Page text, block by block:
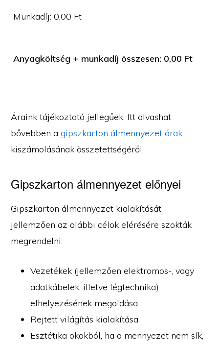
Munkadíj:0,00 Ft
Anyagköltség + munkadíj összesen: 0,00 Ft
Áraink tájékoztató jellegűek. Itt olvashat
bővebben agipszkarton álmennyezet árak
kiszámolásának összetettségéről.
Gipszkarton álmennyezet előnyei
Gipszkarton álmennyezet kialakítását
jellemzően az alábbi célok elérésére szokták
megrendelni:
Vezetékek (jellemzően elektromos-, vagy
adatkábelek, illetve légtechnika)
elhelyezésének megoldása
Rejtett világítás kialakítása
Esztétika okokból, ha a mennyezet nem sík,